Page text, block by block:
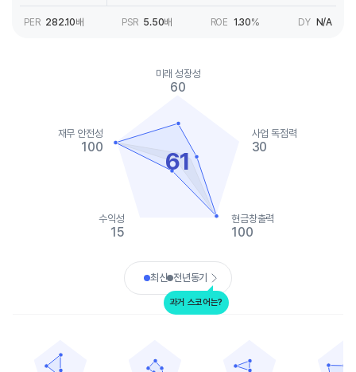
PER 282.10배 PSR 5.50배 ROE 1.30% DY N/A
61
미래 성장성
60
사업 독점력
30
현금창출력
100
수익성
15
재무 안전성
100
End of interactive chart.
최신 전년동기
과거 스코어는?
The chart has 1 X axis displaying categories.
The chart has 1 X axis displaying categories.
브레이즈
The chart has 1 X axis